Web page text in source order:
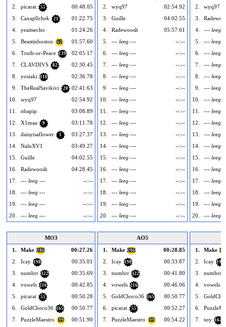
2.
picarat 55
00:48.05
3.
Caxap0chek 21
01:22.75
4.
yeaitsecho
01:24.26
5.
Beastinboston 62
01:57.60
6.
Truth-or-Peace 139
02:05.17
7.
CLAVDIVS 82
02:30.45
8.
yosiaki 110
02:36.78
9.
TheRealSavikivi 20
02:41.63
10.
wyq97
02:54.92
11.
nbapip
03:08.89
12.
X1maa 9
03:11.78
13.
daisyisaflower 1
03:27.37
14.
NaluXV1
03:49.27
15.
Guille
04:02.55
16.
Radewoosh
04:28.45
17.
--- leeg ---
--:--
18.
--- leeg ---
--:--
19.
--- leeg ---
--:--
20.
--- leeg --- --:--
2.
wyq97
02:54.92
3.
Guille
04:02.55
4.
Radewoosh
05:57.61
5.
--- leeg ---
--:--
6.
--- leeg ---
--:--
7.
--- leeg ---
--:--
8.
--- leeg ---
--:--
9.
--- leeg ---
--:--
10.
--- leeg ---
--:--
11.
--- leeg ---
--:--
12.
--- leeg ---
--:--
13.
--- leeg ---
--:--
14.
--- leeg ---
--:--
15.
--- leeg ---
--:--
16.
--- leeg ---
--:--
17.
--- leeg ---
--:--
18.
--- leeg ---
--:--
19.
--- leeg ---
--:--
20.
--- leeg --- --:--
2.
wyq97
3.
4.
--- leeg
5.
--- leeg
6.
--- leeg
7.
--- leeg
8.
--- leeg
9.
--- leeg
10.
--- leeg
11.
--- leeg
12.
--- leeg
13.
--- leeg
14.
--- leeg
15.
--- leeg
16.
--- leeg
17.
--- leeg
18.
--- leeg
19.
--- leeg
20.
--- leeg
MO3
1.
Make 286
00:27.26
2.
Icay 198
00:35.01
3.
numbrr 322
00:35.69
4.
vowels 216
00:42.85
5.
picarat 55
00:50.28
6.
GoldChoco36 165
00:50.77
7.
PuzzleMaestro 99
00:51.90
AO5
1.
Make 286
00:28.85
2.
Icay 198
00:33.87
3.
numbrr 322
00:41.80
4.
vowels 216
00:46.06
5.
GoldChoco36 165
00:50.77
6.
picarat 55
00:52.27
7.
PuzzleMaestro 99
00:54.22
1. Make
2. Icay 198
3. numbrr
4. vowels
5.
6.
7.
soy 162